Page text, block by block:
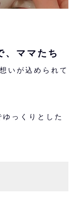
、ママたち
いが込められて
っくりとした